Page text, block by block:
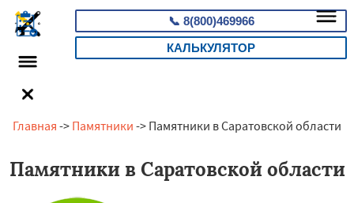
📞 8(800)469966
КАЛЬКУЛЯТОР
Главная -> Памятники -> Памятники в Саратовской области
Памятники в Саратовской области